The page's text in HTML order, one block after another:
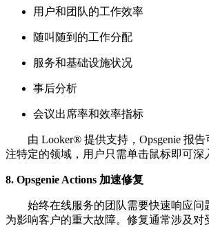
用户和团队的工作效率
随叫随到的工作分配
服务和基础设施状况
事后分析
会议出席率和效率指标
由 Looker® 提供支持，Opsgenie 报告
注特定的领域，用户只需单击鼠标即可深
8. Opsgenie Actions 加速修复
始终在线服务的团队需要快速响应问
为影响客户的重大故障。修复通常涉及对